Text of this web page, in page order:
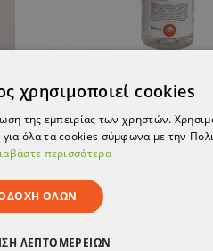
MILANA - 500 ml
disinfectant
4,69 €
χρησιμοποιεί cookies
της εμπειρίας των χρηστών.
όλα τα cookies σύμφωνα με την
περισσότερα
ΌΛΩΝ
ΛΕΠΤΟΜΕΡΕΙΏΝ